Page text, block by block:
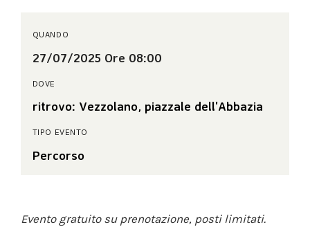
QUANDO
27/07/2025 Ore 08:00
DOVE
ritrovo: Vezzolano, piazzale dell'Abbazia
TIPO EVENTO
Percorso
Evento gratuito su prenotazione, posti limitati.